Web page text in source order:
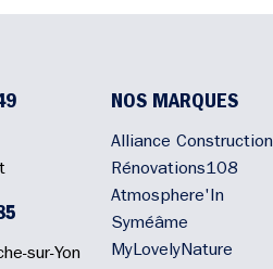
sur-Yon
NOS MARQUES
Alliance Construction
Rénovations108
Atmosphere'In
Syméâme
MyLovelyNature